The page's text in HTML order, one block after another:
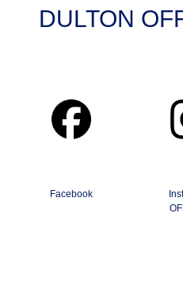
DULTON
Facebook